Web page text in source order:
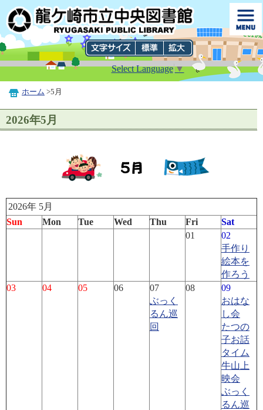
Select Language▼
ホーム >5月
2026年5月
2026年 5月
Sun
Mon Tue Wed Thu Fri
Sat
01
02
手作り
絵本を
作ろう
03
04 05 06
07
ぶっく
るん巡
回
08
09
おはな
し会
たつの
子お話
タイム
牛山上
映会
ぶっく
るん巡